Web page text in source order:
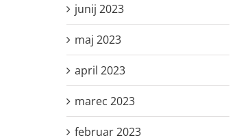
junij 2023
maj 2023
april 2023
marec 2023
februar 2023